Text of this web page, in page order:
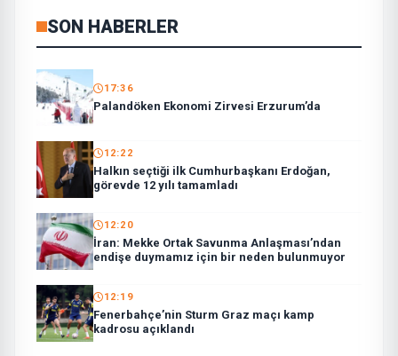
SON HABERLER
17:36
Palandöken Ekonomi Zirvesi Erzurum’da
12:22
Halkın seçtiği ilk Cumhurbaşkanı Erdoğan,
görevde 12 yılı tamamladı
12:20
İran: Mekke Ortak Savunma Anlaşması’ndan
endişe duymamız için bir neden bulunmuyor
12:19
Fenerbahçe’nin Sturm Graz maçı kamp
kadrosu açıklandı